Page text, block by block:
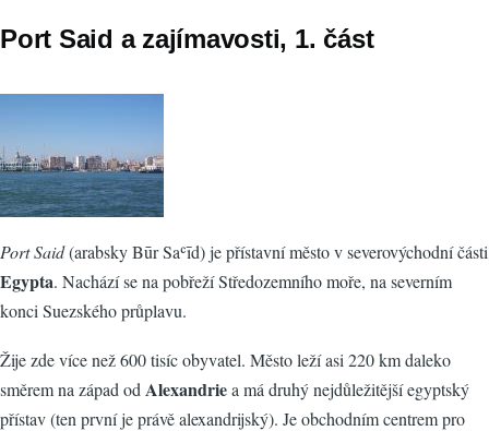
Port Said a zajímavosti, 1. část
Port Said(arabsky Būr Saʿīd) je přístavní město v severovýchodní části
Egypta. Nachází se na pobřeží Středozemního moře, na severním
konci Suezského průplavu.
Žije zde více než 600 tisíc obyvatel. Město leží asi 220 km daleko
směrem na západ odAlexandriea má druhý nejdůležitější egyptský
přístav (ten první je právě alexandrijský). Je obchodním centrem pro